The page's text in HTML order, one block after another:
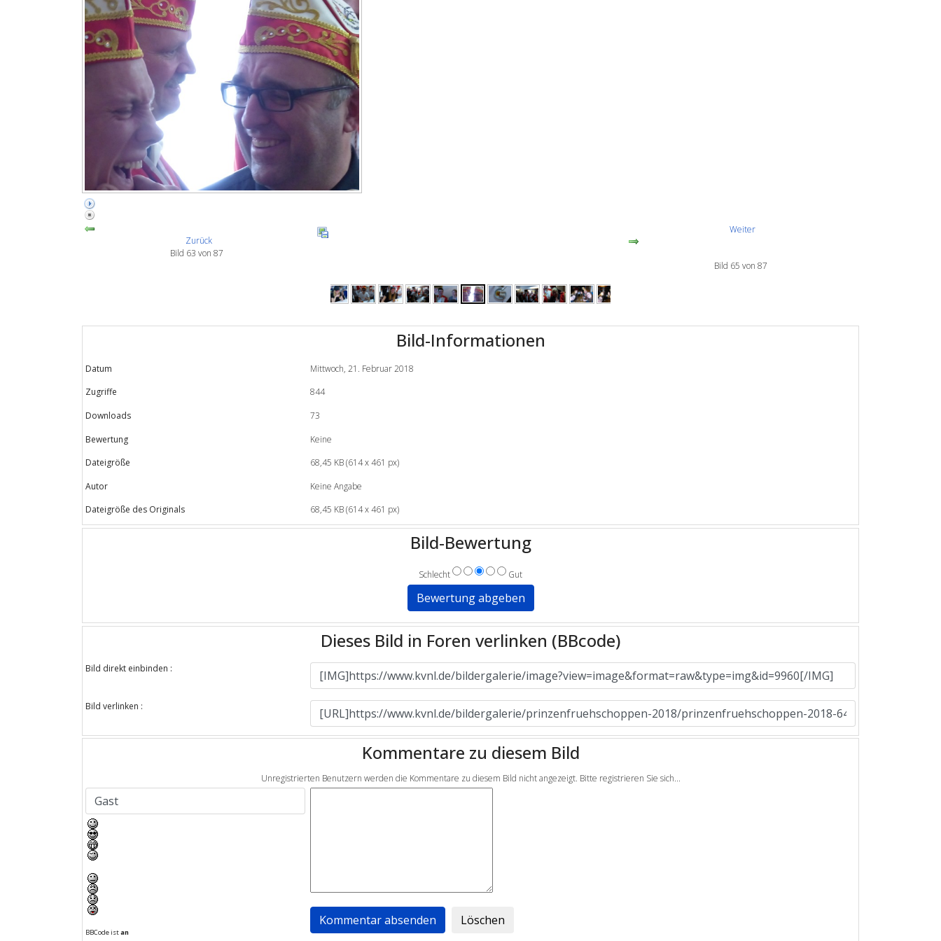
Zurück
Bild 63 von 87
Weiter
Bild 65 von 87
Bild-Informationen
Datum
Mittwoch, 21. Februar 2018
Zugriffe
844
Downloads
73
Bewertung
Keine
Dateigröße
68,45 KB (614 x 461 px)
Autor
Keine Angabe
Dateigröße des Originals
68,45 KB (614 x 461 px)
Bild-Bewertung
Schlecht Gut
Dieses Bild in Foren verlinken (BBcode)
Bild direkt einbinden :
Bild verlinken :
Kommentare zu diesem Bild
Unregistrierten Benutzern werden die Kommentare zu diesem Bild nicht angezeigt. Bitte registrieren Sie sich...
BBCode istan